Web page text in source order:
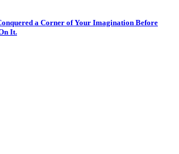
a Corner of Your Imagination Before
It.